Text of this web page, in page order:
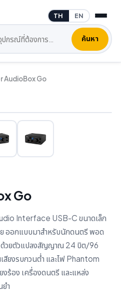
ค้นหา
TH EN
AudioBox Go
Go
Interface USB-C ขนาดเล็ก
ย ออกแบบมาสำหรับนักดนตรี พอด
ด้วยตัวแปลงสัญญาณ 24 บิต/96
ยงรบกวนต่ำ และไฟ Phantom
ร้อง เครื่องดนตรี และแหล่ง
ำ